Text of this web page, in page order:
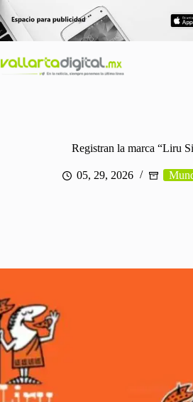
Saltar
al
contenido
Registran la marca “Liru
05, 29, 2026